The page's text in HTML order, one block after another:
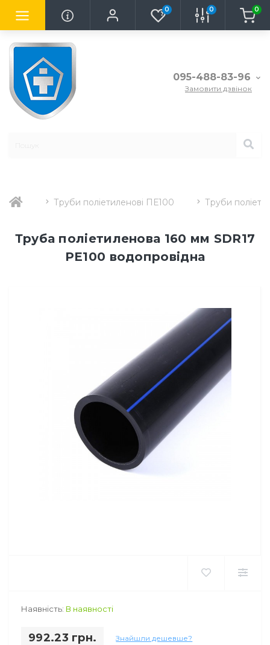
0 0 0
095-488-83-96
Замовити дзвінок
Труби поліетиленові ПЕ100 Труби
Труба поліетиленова 160 мм SDR17
PE100 водопровідна
Наявність: В наявності
992.23 грн. Знайшли дешевше?